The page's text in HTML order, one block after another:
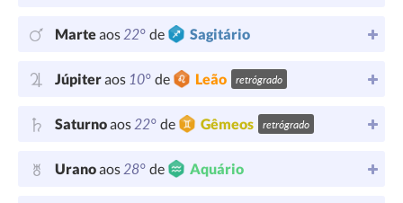
Marteaos22° de Sagitário
Júpiteraos 10° de Leão retrógrado
Saturnoaos22° de Gêmeos retrógrado
Uranoaos28° de Aquário